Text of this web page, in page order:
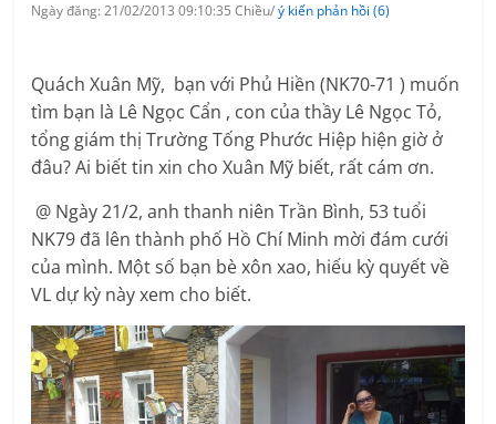
Ngày đăng: 21/02/2013 09:10:35 Chiều/ý kiến phản hồi (6)
Quách Xuân Mỹ, bạn với Phủ Hiền (NK70-71 ) muốn
tìm bạn là Lê Ngọc Cẩn , con của thầy Lê Ngọc Tỏ,
tổng giám thị Trường Tống Phước Hiệp hiện giờ ở
đâu? Ai biết tin xin cho Xuân Mỹ biết, rất cám ơn.
@ Ngày 21/2, anh thanh niên Trần Bình, 53 tuổi
NK79 đã lên thành phố Hồ Chí Minh mời đám cưới
của mình. Một số bạn bè xôn xao, hiếu kỳ quyết về
VL dự kỳ này xem cho biết.